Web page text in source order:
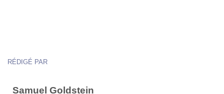
RÉDIGÉ PAR
Samuel Goldstein